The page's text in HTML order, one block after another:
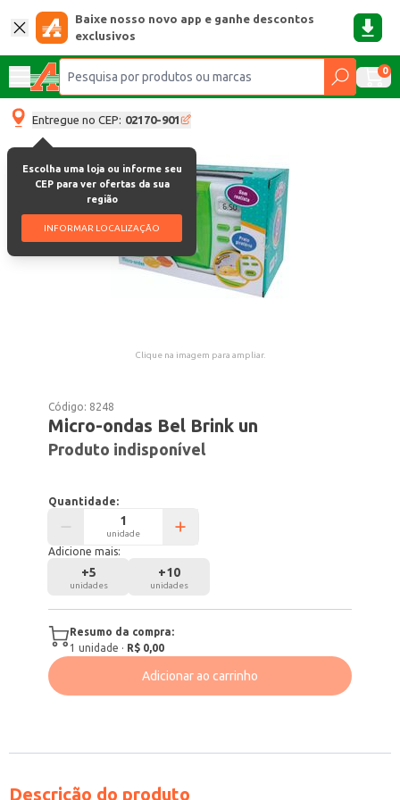
Baixe nosso novo app e ganhe descontos
exclusivos
0
Entregue no CEP: 02170-901
Escolha uma loja ou informe seu
CEP para ver ofertas da sua
região
INFORMAR LOCALIZAÇÃO
Clique na imagem para ampliar.
Código: 8248
Micro-ondas Bel Brink un
Produto indisponível
Quantidade:
unidade
Adicione mais:
+5
unidades
+10
unidades
Resumo da compra:
1 unidade · R$ 0,00
Adicionar ao carrinho
Descrição do produto